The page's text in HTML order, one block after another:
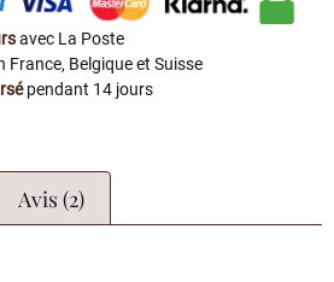
avec La Poste
France, Belgique et Suisse
pendant 14 jours
Avis (2)